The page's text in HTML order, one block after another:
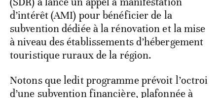
d’intérêt (AMI) pour bénéficier de la
subvention dédiée à la rénovation et la mise
à niveau des établissements d’hébergement
touristique ruraux de la région.
Notons que ledit programme prévoit l’octroi
d’une subvention financière, plafonnée à